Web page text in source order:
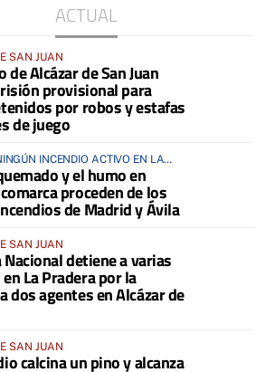
ACTUAL
SAN JUAN
de Alcázar de San Juan
provisional para
por robos y estafas
de juego
INCENDIO ACTIVO EN LA
y el humo en
proceden de los
de Madrid y Ávila
SAN JUAN
Nacional detiene a varias
La Pradera por la
dos agentes en Alcázar de
SAN JUAN
calcina un pino y alcanza